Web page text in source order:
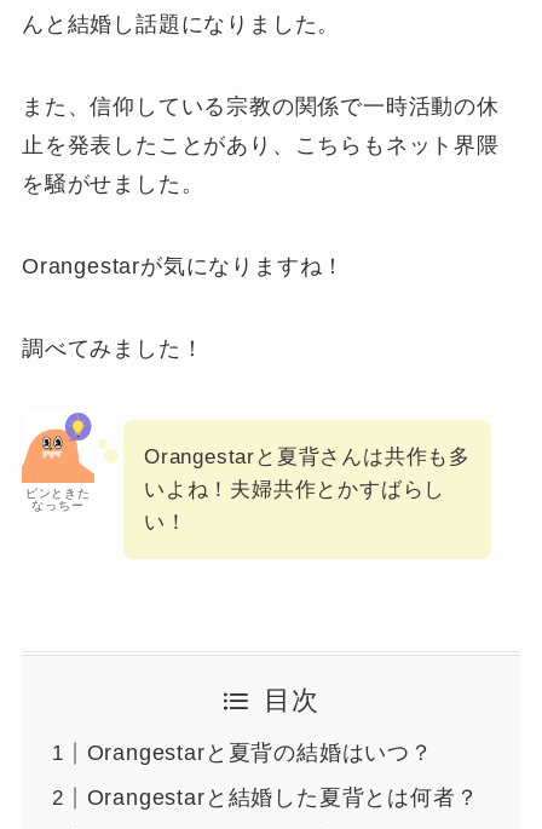
んと結婚し話題になりました。
また、信仰している宗教の関係で一時活動の休
止を発表したことがあり、こちらもネット界隈
を騒がせました。
Orangestarが気になりますね！
調べてみました！
ピンときた
なっちー
Orangestarと夏背さんは共作も多
いよね！夫婦共作とかすばらし
い！
目次
Orangestarと夏背の結婚はいつ？
Orangestarと結婚した夏背とは何者？